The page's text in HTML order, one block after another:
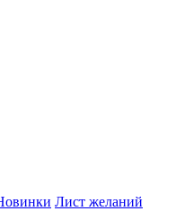
Лист желаний